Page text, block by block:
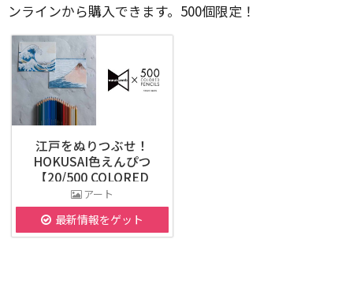
ンラインから購入できます。500個限定！
江戸をぬりつぶせ！
HOKUSAI色えんぴつ
【20/500 COLORED
PENCILS】
アート
最新情報をゲット